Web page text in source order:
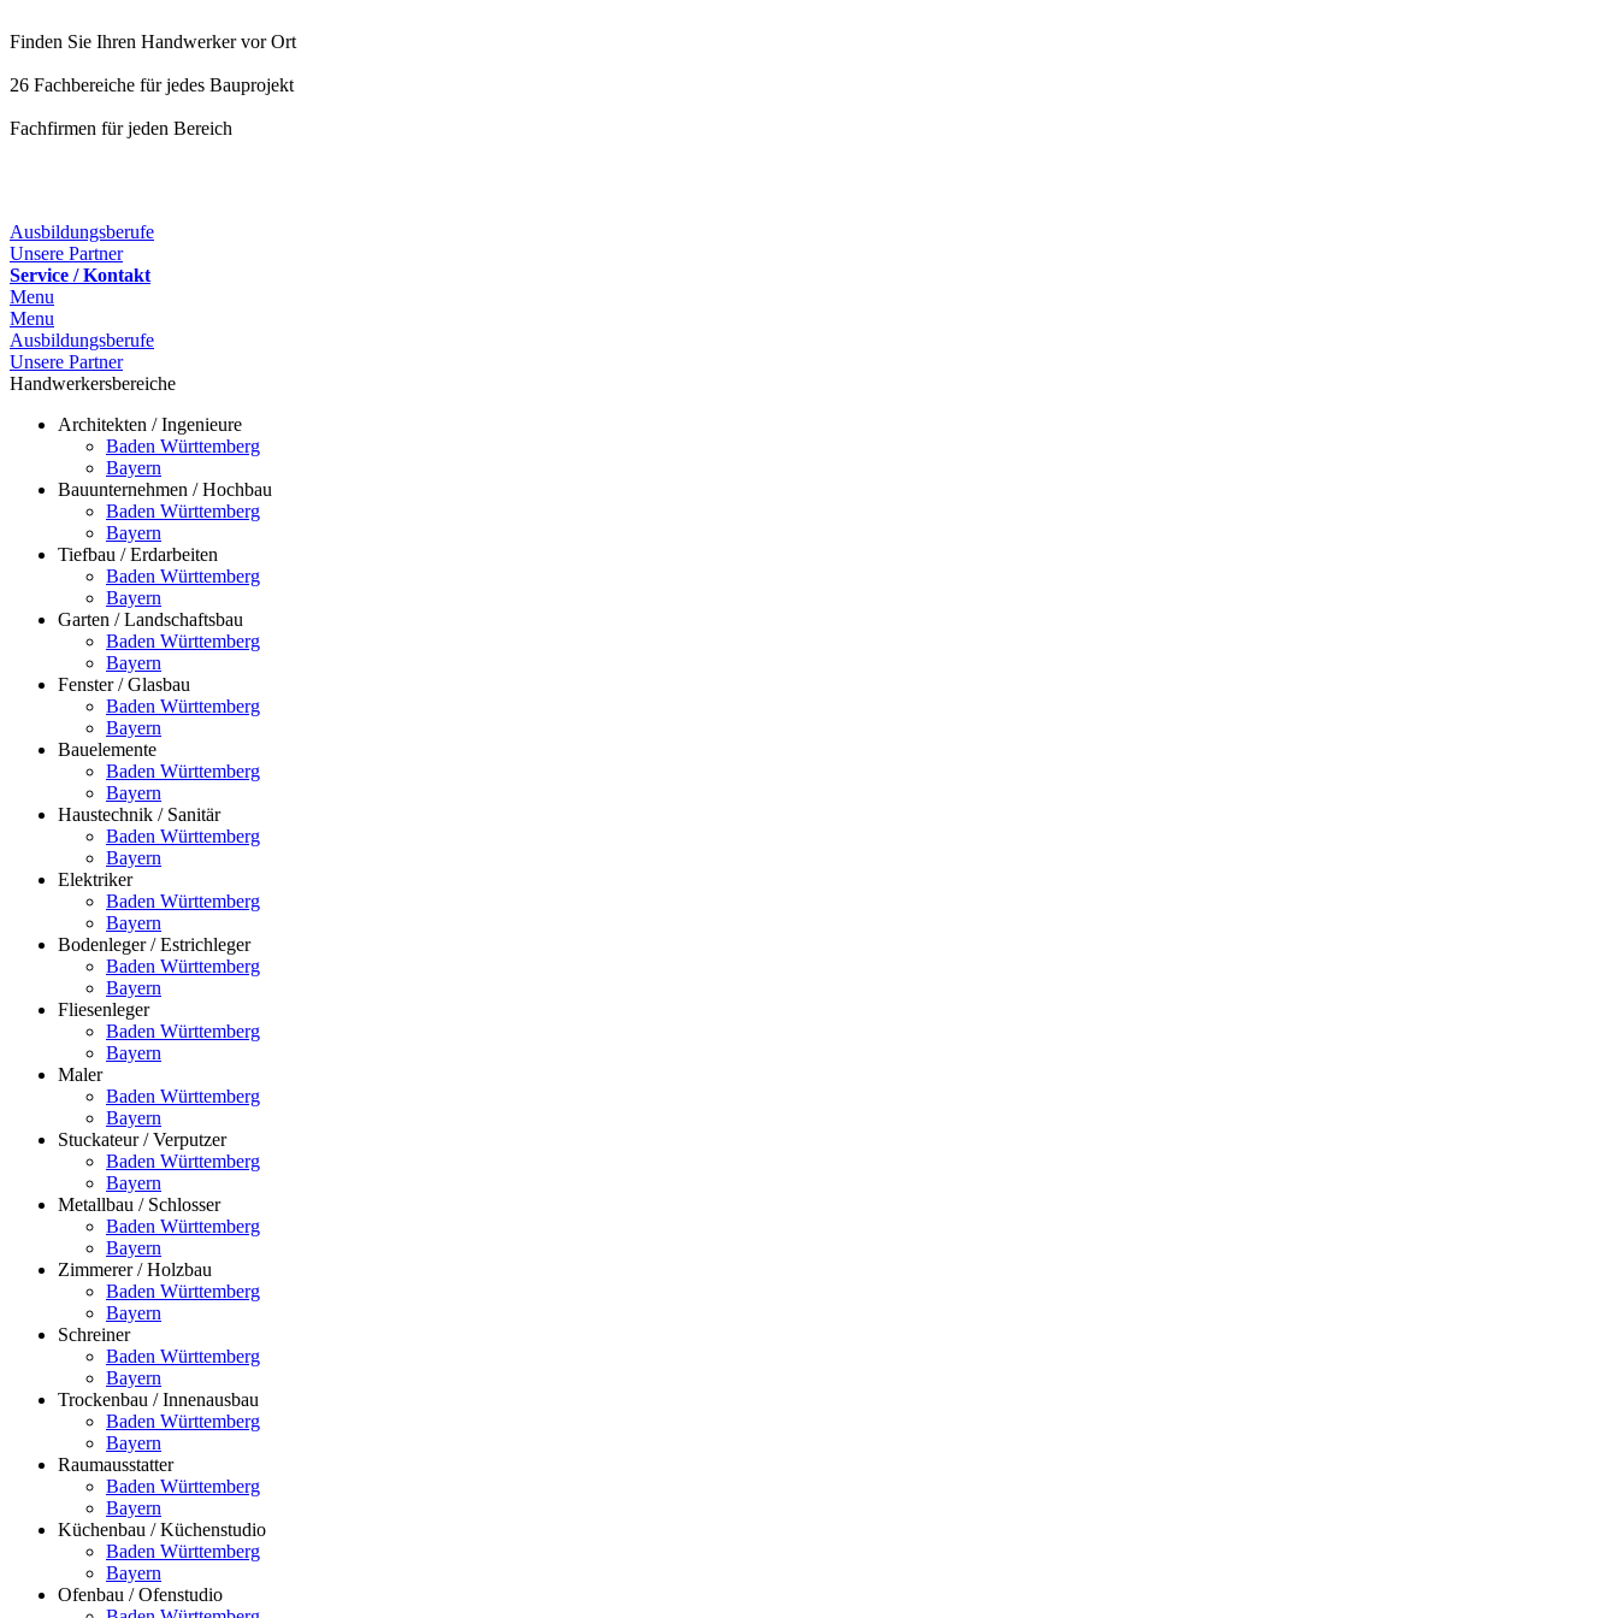
Finden Sie Ihren Handwerker vor Ort
26 Fachbereiche für jedes Bauprojekt
Fachfirmen für jeden Bereich
Ausbildungsberufe
Unsere Partner
Service / Kontakt
Menu
Menu
Ausbildungsberufe
Unsere Partner
Handwerkersbereiche
Architekten / Ingenieure
Baden Württemberg
Bayern
Bauunternehmen / Hochbau
Baden Württemberg
Bayern
Tiefbau / Erdarbeiten
Baden Württemberg
Bayern
Garten / Landschaftsbau
Baden Württemberg
Bayern
Fenster / Glasbau
Baden Württemberg
Bayern
Bauelemente
Baden Württemberg
Bayern
Haustechnik / Sanitär
Baden Württemberg
Bayern
Elektriker
Baden Württemberg
Bayern
Bodenleger / Estrichleger
Baden Württemberg
Bayern
Fliesenleger
Baden Württemberg
Bayern
Maler
Baden Württemberg
Bayern
Stuckateur / Verputzer
Baden Württemberg
Bayern
Metallbau / Schlosser
Baden Württemberg
Bayern
Zimmerer / Holzbau
Baden Württemberg
Bayern
Schreiner
Baden Württemberg
Bayern
Trockenbau / Innenausbau
Baden Württemberg
Bayern
Raumausstatter
Baden Württemberg
Bayern
Küchenbau / Küchenstudio
Baden Württemberg
Bayern
Ofenbau / Ofenstudio